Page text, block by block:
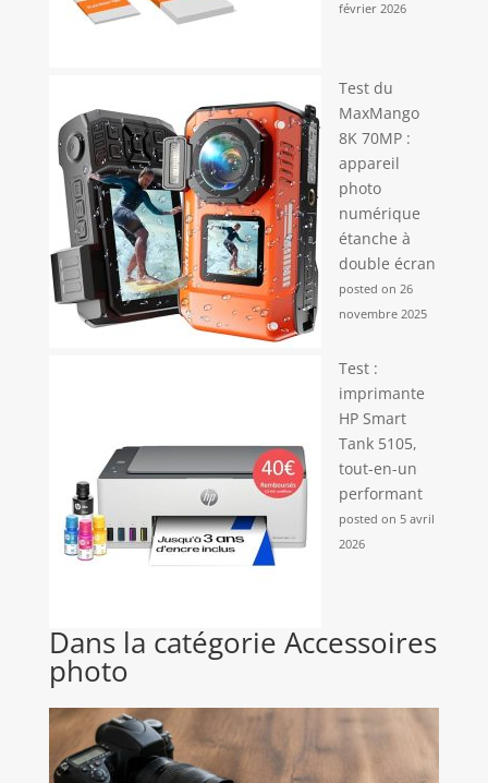
février 2026
Test du
MaxMango
8K 70MP :
appareil
photo
numérique
étanche à
double écran
posted on 26
novembre 2025
Test :
imprimante
HP Smart
Tank 5105,
tout-en-un
performant
posted on 5 avril
2026
Dans la catégorie Accessoires
photo